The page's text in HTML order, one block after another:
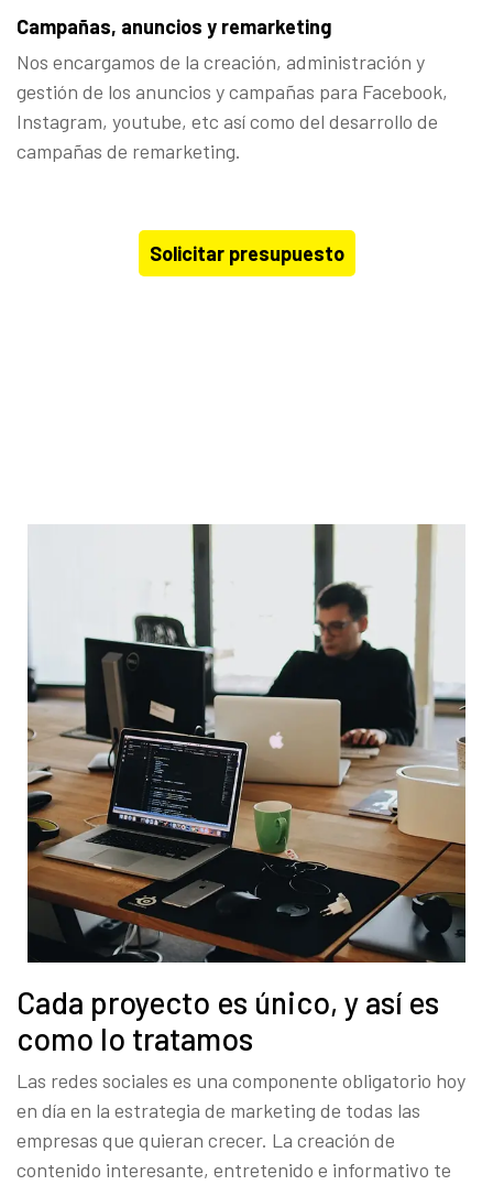
Campañas, anuncios y remarketing
Nos encargamos de la creación, administración y
gestión de los anuncios y campañas para Facebook,
Instagram, youtube, etc así como del desarrollo de
campañas de remarketing.
Solicitar presupuesto
Cada proyecto es único, y así es
como lo tratamos
Las redes sociales es una componente obligatorio hoy
en día en la estrategia de marketing de todas las
empresas que quieran crecer. La creación de
contenido interesante, entretenido e informativo te